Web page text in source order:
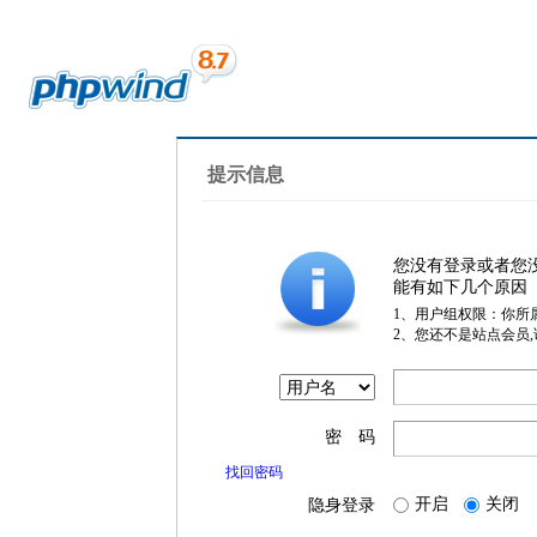
提示信息
您没有登录或者您
能有如下几个原因
1、用户组权限：你所
2、您还不是站点会员
密 码
找回密码
隐身登录 开启 关闭